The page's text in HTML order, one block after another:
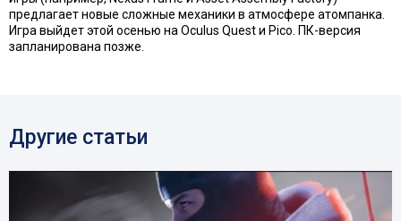
предлагает новые сложные механики в атмосфере атомпанка.
Игра выйдет этой осенью на Oculus Quest и Pico. ПК-версия
запланирована позже.
Другие статьи